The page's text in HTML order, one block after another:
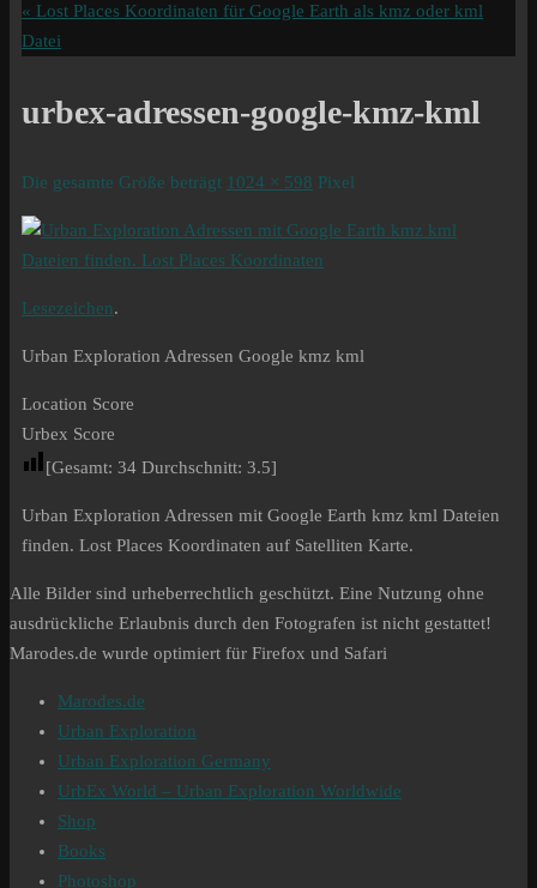
« Lost Places Koordinaten für Google Earth als kmz oder kml
Datei
urbex-adressen-google-kmz-kml
Die gesamte Größe beträgt 1024 × 598 Pixel
Lesezeichen.
Urban Exploration Adressen Google kmz kml
Location Score
Urbex Score
[Gesamt: 34 Durchschnitt: 3.5]
Urban Exploration Adressen mit Google Earth kmz kml Dateien
finden. Lost Places Koordinaten auf Satelliten Karte.
Alle Bilder sind urheberrechtlich geschützt. Eine Nutzung ohne
ausdrückliche Erlaubnis durch den Fotografen ist nicht gestattet!
Marodes.de wurde optimiert für Firefox und Safari
Marodes.de
Urban Exploration
Urban Exploration Germany
UrbEx World – Urban Exploration Worldwide
Shop
Books
Photoshop